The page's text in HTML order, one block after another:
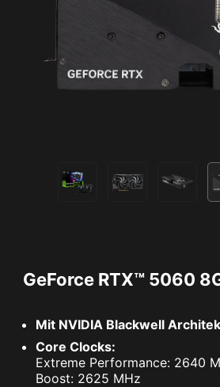
GeForce RTX™ 5060
Mit NVIDIA Blackwell
Core Clocks:
Extreme Performance: 2640
Boost: 2625 MHz